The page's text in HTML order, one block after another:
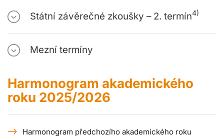
Státní závěrečné zkoušky – 2. termín4)
Mezní termíny
Harmonogram akademického
roku 2025/2026
Harmonogram předchozího akademického roku